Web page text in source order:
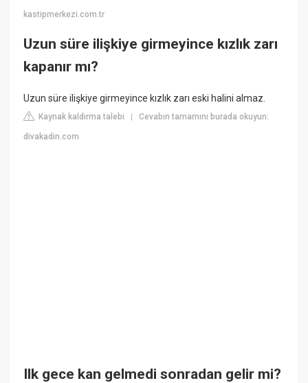
kastipmerkezi.com.tr
Uzun süre ilişkiye girmeyince kızlık zarı
kapanır mı?
Uzun süre ilişkiye girmeyince kızlık zarı eski halini almaz.
Kaynak kaldırma talebi |Cevabın tamamını burada okuyun:
divakadin.com
Ilk gece kan gelmedi sonradan gelir mi?